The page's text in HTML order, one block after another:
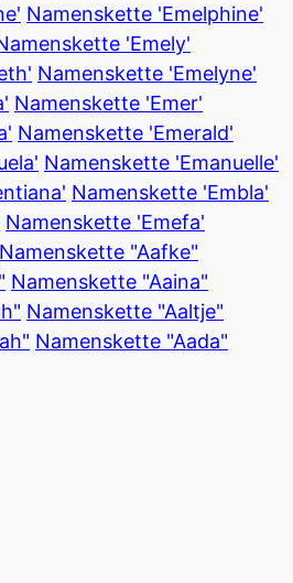
Namenskette 'Emelphine'
'Emely'
Namenskette 'Emelyne'
Namenskette 'Emer'
Namenskette 'Emerald'
Namenskette 'Emanuelle'
Namenskette 'Embla'
Namenskette 'Emefa'
Namenskette "Aafke"
Namenskette "Aaina"
Namenskette "Aaltje"
Namenskette "Aada"